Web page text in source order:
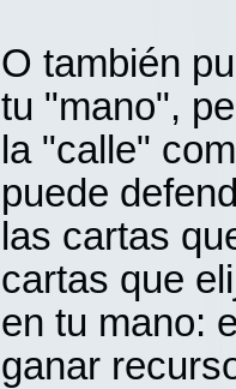
O también
tu "mano",
la "calle"
puede
las cartas
cartas que
en tu mano:
ganar